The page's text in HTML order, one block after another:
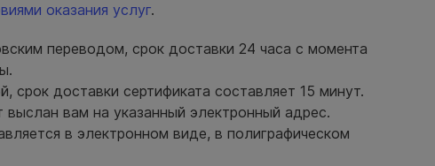
оказания услуг.
переводом, срок доставки 24 часа с момента
срок доставки сертификата составляет 15 минут.
выслан вам на указанный электронный адрес.
в электронном виде, в полиграфическом